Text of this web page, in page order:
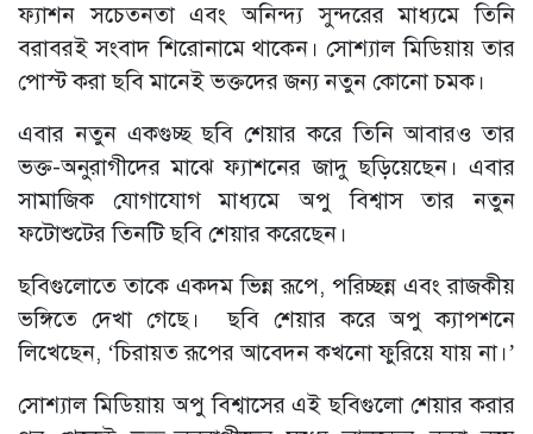
ফ্যাশন সচেতনতা এবং অনিন্দ্য সুন্দরের মাধ্যমে তিনি
বরাবরই সংবাদ শিরোনামে থাকেন। সোশ্যাল মিডিয়ায় তার
পোস্ট করা ছবি মানেই ভক্তদের জন্য নতুন কোনো চমক।
এবার নতুন একগুচ্ছ ছবি শেয়ার করে তিনি আবারও তার
ভক্ত-অনুরাগীদের মাঝে ফ্যাশনের জাদু ছড়িয়েছেন। এবার
সামাজিক যোগাযোগ মাধ্যমে অপু বিশ্বাস তার নতুন
ফটোশুটের তিনটি ছবি শেয়ার করেছেন।
ছবিগুলোতে তাকে একদম ভিন্ন রূপে, পরিচ্ছন্ন এবং রাজকীয়
ভঙ্গিতে দেখা গেছে। ছবি শেয়ার করে অপু ক্যাপশনে
লিখেছেন, ‘চিরায়ত রূপের আবেদন কখনো ফুরিয়ে যায় না।’
সোশ্যাল মিডিয়ায় অপু বিশ্বাসের এই ছবিগুলো শেয়ার করার